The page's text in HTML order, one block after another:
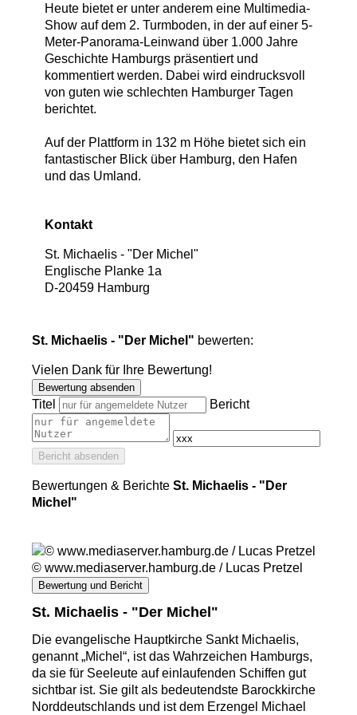
Heute bietet er unter anderem eine Multimedia-
Show auf dem 2. Turmboden, in der auf einer 5-
Meter-Panorama-Leinwand über 1.000 Jahre
Geschichte Hamburgs präsentiert und
kommentiert werden. Dabei wird eindrucksvoll
von guten wie schlechten Hamburger Tagen
berichtet.
Auf der Plattform in 132 m Höhe bietet sich ein
fantastischer Blick über Hamburg, den Hafen
und das Umland.
Kontakt
St. Michaelis - "Der Michel"
Englische Planke 1a
D-20459 Hamburg
St. Michaelis - "Der Michel" bewerten:
Vielen Dank für Ihre Bewertung!
Bewertung absenden
Titel Bericht
Bericht absenden
Bewertungen & Berichte St. Michaelis - "Der
Michel"
© www.mediaserver.hamburg.de / Lucas Pretzel
Bewertung und Bericht
St. Michaelis - "Der Michel"
Die evangelische Hauptkirche Sankt Michaelis,
genannt „Michel“, ist das Wahrzeichen Hamburgs,
da sie für Seeleute auf einlaufenden Schiffen gut
sichtbar ist. Sie gilt als bedeutendste Barockkirche
Norddeutschlands und ist dem Erzengel Michael